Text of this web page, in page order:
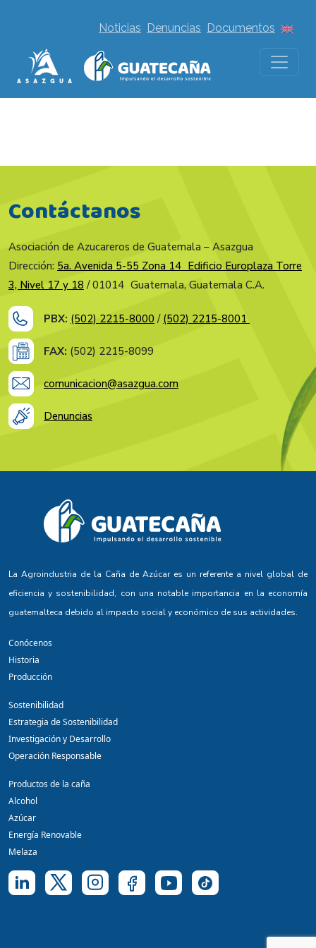
Noticias Denuncias Documentos
Contáctanos
Asociación de Azucareros de Guatemala – Asazgua
Dirección: 5a. Avenida 5-55 Zona 14 Edificio Europlaza Torre
3, Nivel 17 y 18 / 01014 Guatemala, Guatemala C.A.
PBX: (502) 2215-8000 / (502) 2215-8001
FAX: (502) 2215-8099
comunicacion@asazgua.com
Denuncias
La Agroindustria de la Caña de Azúcar es un referente a nivel global de
eficiencia y sostenibilidad, con una notable importancia en la economía
guatemalteca debido al impacto social y económico de sus actividades.
Conócenos
Historia
Producción
Sostenibilidad
Estrategia de Sostenibilidad
Investigación y Desarrollo
Operación Responsable
Productos de la caña
Alcohol
Azúcar
Energía Renovable
Melaza